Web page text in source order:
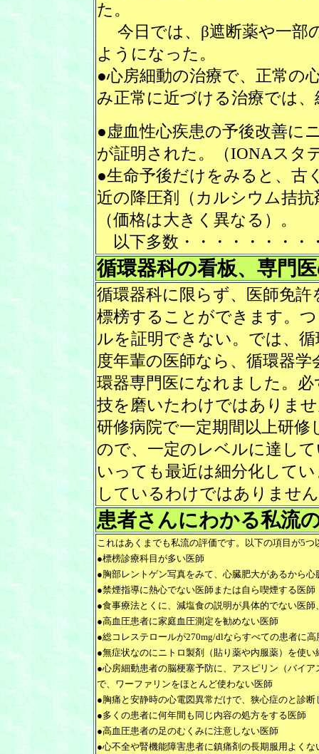
た。
今日では、β遮断薬や一部
ようになった。
●心房細動の治療で、正常の
み正常に近づける治療では
●虚血性心疾患の予後改善に
が証明された。（IONAスタ
●生命予後だけをみると、古
近の降圧剤（カルシウム拮
（価格は大きく異なる）。
以下多数・・・・・・・・
循環器科の看板、専門
循環器科に限らず、医師免
標榜することができます。
ルを証明できない。では、
度年輩の医師なら、循環器
環器専門医になれました。
技を磨いたわけではありま
研修病院で一定期間以上研
ので、一定のレベルに達し
いっても最近は細分化して
しているわけではありませ
患者さんにわかる私流
これはあくまでも私流の評価です。以下の項目が5
●標榜診療科目が多い医師
●胸部レントゲン写真をみて、心臓肥大があるから
●禁煙指導に熱心でない医師または自ら喫煙する医師
●食事療法とくに、減塩食の説明が具体的でない医
●高血圧患者に家庭血圧測定を勧めない医師
●総コレステロールが270mg/dlならすべての患者に
●無症状なのにニトロ製剤（貼り薬や内服薬）を使い
●心房細動患者の脳梗塞予防に、アスピリン（バイ
で、ワーファリンをほとんど使わない医師
●胸痛と安静時の心電図異常だけで、狭心症のと診
●多くの患者に何年間も同じ内容の処方をする医師
●高血圧患者の足のむくみに注意しない医師
●心不全や腎機能障害患者に鎮痛剤の長期服用よくな